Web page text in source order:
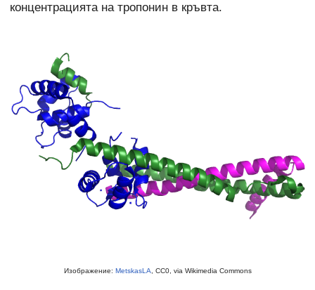
концентрацията на тропонин в кръвта.
Изображение: MetskasLA , CC0, via Wikimedia Commons